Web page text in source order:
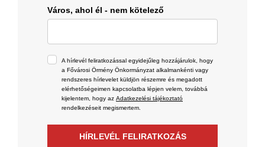
Város, ahol él - nem kötelező
A hírlevél feliratkozással egyidejűleg hozzájárulok, hogy
a Fővárosi Örmény Önkormányzat alkalmankénti vagy
rendszeres hírlevelet küldjön részemre és megadott
elérhetőségeimen kapcsolatba lépjen velem, továbbá
kijelentem, hogy az Adatkezelési tájékoztató
rendelkezéseit megismertem.
HÍRLEVÉL FELIRATKOZÁS